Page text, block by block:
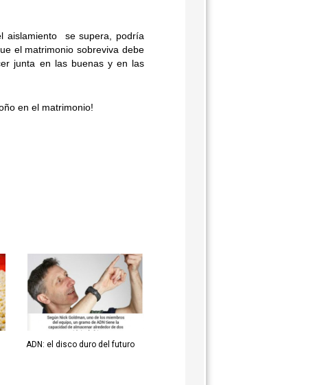
aislamiento se supera, podría
el matrimonio sobreviva debe
junta en las buenas y en las
en el matrimonio!
ADN: el disco duro del futuro